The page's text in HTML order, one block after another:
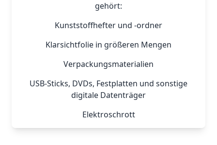
gehört:
Kunststoffhefter und -ordner
Klarsichtfolie in größeren Mengen
Verpackungsmaterialien
USB-Sticks, DVDs, Festplatten und sonstige
digitale Datenträger
Elektroschrott